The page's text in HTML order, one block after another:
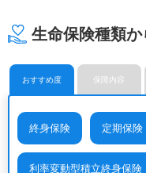
みどり生命保険株式会社 明治安
メディケア生命保険株式会社
生命保険種類
おすすめ度 保障内容
終身保険 定期保険
利率変動型積立終身保険